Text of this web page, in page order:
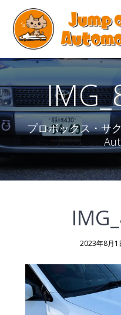
プロボックス・サ
2023年8月1